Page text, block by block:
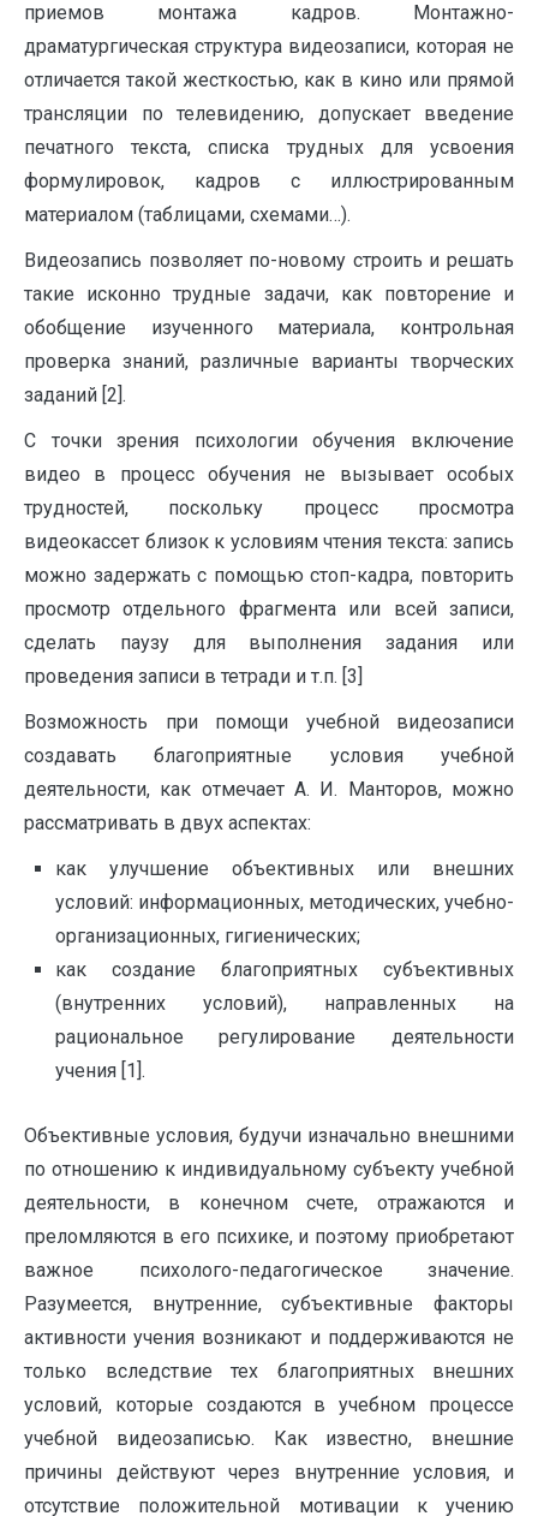
приемов монтажа кадров. Монтажно-
драматургическая структура видеозаписи, которая не
отличается такой жесткостью, как в кино или прямой
трансляции по телевидению, допускает введение
печатного текста, списка трудных для усвоения
формулировок, кадров с иллюстрированным
материалом (таблицами, схемами…).
Видеозапись позволяет по-новому строить и решать
такие исконно трудные задачи, как повторение и
обобщение изученного материала, контрольная
проверка знаний, различные варианты творческих
заданий [2].
С точки зрения психологии обучения включение
видео в процесс обучения не вызывает особых
трудностей, поскольку процесс просмотра
видеокассет близок к условиям чтения текста: запись
можно задержать с помощью стоп-кадра, повторить
просмотр отдельного фрагмента или всей записи,
сделать паузу для выполнения задания или
проведения записи в тетради и т.п. [3]
Возможность при помощи учебной видеозаписи
создавать благоприятные условия учебной
деятельности, как отмечает А. И. Манторов, можно
рассматривать в двух аспектах:
как улучшение объективных или внешних
условий: информационных, методических, учебно-
организационных, гигиенических;
как создание благоприятных субъективных
(внутренних условий), направленных на
рациональное регулирование деятельности
учения [1].
Объективные условия, будучи изначально внешними
по отношению к индивидуальному субъекту учебной
деятельности, в конечном счете, отражаются и
преломляются в его психике, и поэтому приобретают
важное психолого-педагогическое значение.
Разумеется, внутренние, субъективные факторы
активности учения возникают и поддерживаются не
только вследствие тех благоприятных внешних
условий, которые создаются в учебном процессе
учебной видеозаписью. Как известно, внешние
причины действуют через внутренние условия, и
отсутствие положительной мотивации к учению